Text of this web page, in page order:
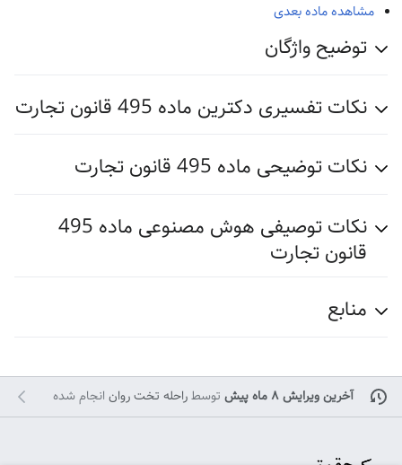
مشاهده ماده بعدی
توضیح واژگان
نکات تفسیری دکترین ماده 495 قانون تجارت
نکات توضیحی ماده 495 قانون تجارت
نکات توصیفی هوش مصنوعی ماده 495
قانون تجارت
منابع
آخرین ویرایش ۸ ماه پیش توسطراحله تخت روان انجام شده